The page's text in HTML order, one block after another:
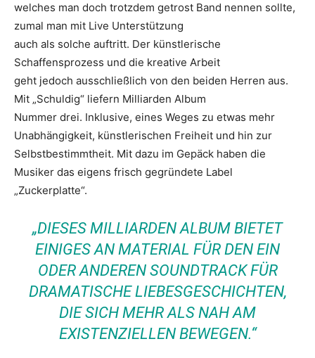
welches man doch trotzdem getrost Band nennen sollte,
zumal man mit Live Unterstützung
auch als solche auftritt. Der künstlerische
Schaffensprozess und die kreative Arbeit
geht jedoch ausschließlich von den beiden Herren aus.
Mit „Schuldig“ liefern Milliarden Album
Nummer drei. Inklusive, eines Weges zu etwas mehr
Unabhängigkeit, künstlerischen Freiheit und hin zur
Selbstbestimmtheit. Mit dazu im Gepäck haben die
Musiker das eigens frisch gegründete Label
„Zuckerplatte“.
„DIESES MILLIARDEN ALBUM BIETET
EINIGES AN MATERIAL FÜR DEN EIN
ODER ANDEREN SOUNDTRACK FÜR
DRAMATISCHE LIEBESGESCHICHTEN,
DIE SICH MEHR ALS NAH AM
EXISTENZIELLEN BEWEGEN.“